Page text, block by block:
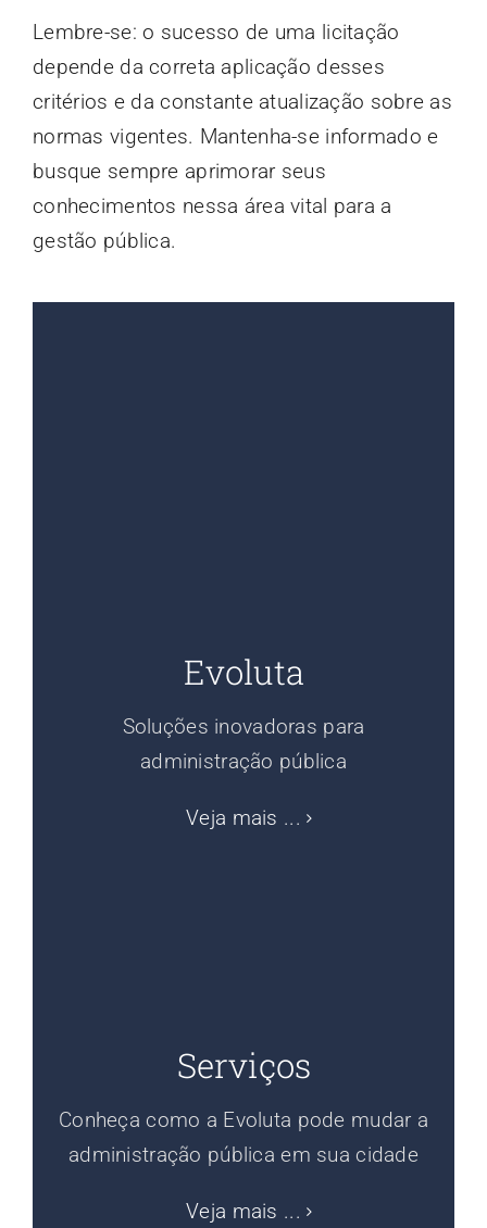
Lembre-se: o sucesso de uma licitação
depende da correta aplicação desses
critérios e da constante atualização sobre as
normas vigentes. Mantenha-se informado e
busque sempre aprimorar seus
conhecimentos nessa área vital para a
gestão pública.
Evoluta
Soluções inovadoras para
administração pública
Veja mais ...
Serviços
Conheça como a Evoluta pode mudar a
administração pública em sua cidade
Veja mais ...